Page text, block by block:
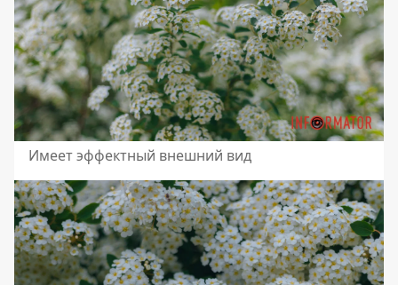
Имеет эффектный внешний вид